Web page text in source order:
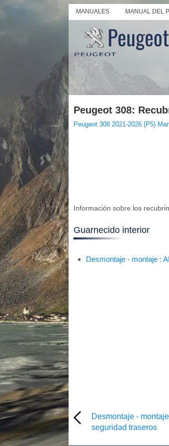
MANUALES MANUAL DEL
Peugeot 308:
Peugeot 308 2021-2026 (P5)
Información sobre los
Guarnecido interior
Desmontaje - montaje :
Desmontaje -
seguridad traseros